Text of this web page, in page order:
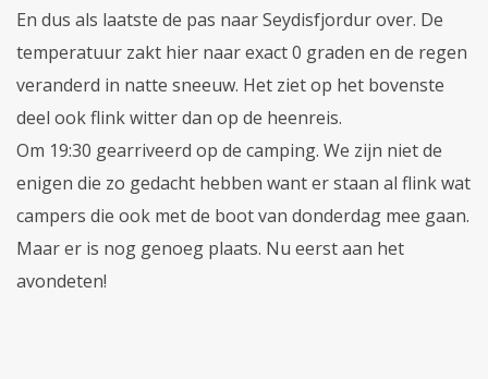
En dus als laatste de pas naar Seydisfjordur over. De
temperatuur zakt hier naar exact 0 graden en de regen
veranderd in natte sneeuw. Het ziet op het bovenste
deel ook flink witter dan op de heenreis.
Om 19:30 gearriveerd op de camping. We zijn niet de
enigen die zo gedacht hebben want er staan al flink wat
campers die ook met de boot van donderdag mee gaan.
Maar er is nog genoeg plaats. Nu eerst aan het
avondeten!